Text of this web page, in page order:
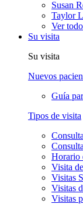
Susan
Taylor
Ver
Su visita
Su visita
Nuevos
Guía
Tipos de visita
Horario
Visita
Visitas
Visitas
Visitas